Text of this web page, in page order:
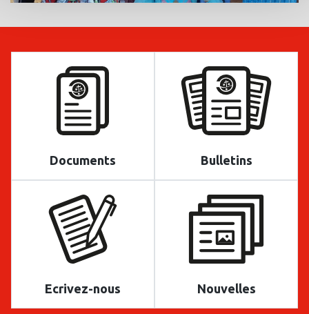
Documents Bulletins
Ecrivez-nous Nouvelles